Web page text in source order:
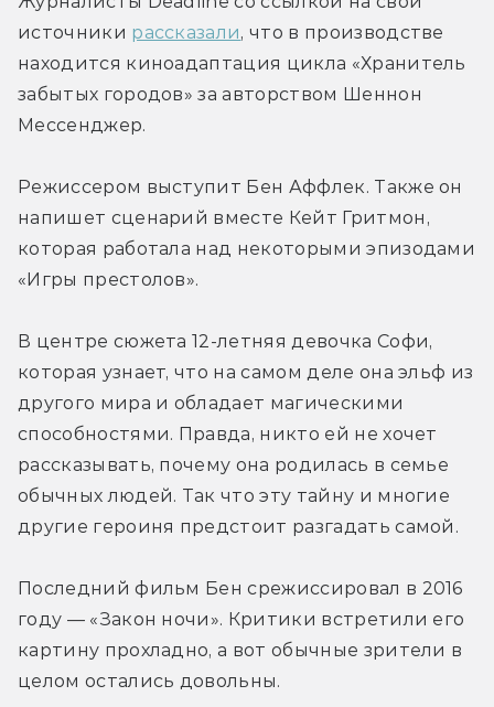
источники рассказали, что в производстве
находится киноадаптация цикла «Хранитель
забытых городов» за авторством Шеннон
Мессенджер.
Режиссером выступит Бен Аффлек. Также он
напишет сценарий вместе Кейт Гритмон,
которая работала над некоторыми эпизодами
«Игры престолов».
В центре сюжета 12-летняя девочка Софи,
которая узнает, что на самом деле она эльф из
другого мира и обладает магическими
способностями. Правда, никто ей не хочет
рассказывать, почему она родилась в семье
обычных людей. Так что эту тайну и многие
другие героиня предстоит разгадать самой.
Последний фильм Бен срежиссировал в 2016
году — «Закон ночи». Критики встретили его
картину прохладно, а вот обычные зрители в
целом остались довольны.